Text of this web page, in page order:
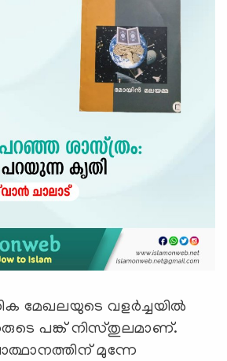
മേഖലയുടെ വളർച്ചയിൽ
പങ്ക് നിസ്തുലമാണ്.
മുന്നേ